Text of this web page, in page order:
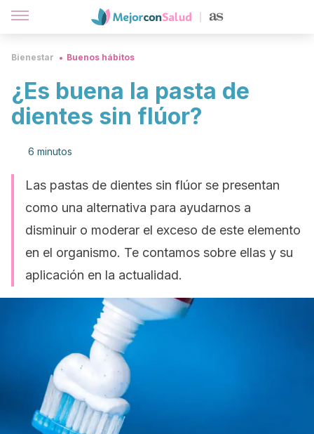
Bienestar Buenos hábitos
¿Es buena la pasta de
dientes sin flúor?
6 minutos
Las pastas de dientes sin flúor se presentan
como una alternativa para ayudarnos a
disminuir o moderar el exceso de este elemento
en el organismo. Te contamos sobre ellas y su
aplicación en la actualidad.